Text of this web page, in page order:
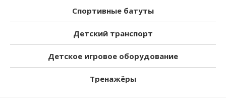
Спортивные батуты
Детский транспорт
Детское игровое оборудование
Тренажёры